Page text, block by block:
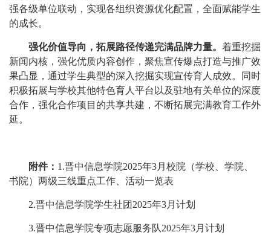
强各级单位联动，实现各组织资源优化配置，全面赋能学生
的成长。
强化价值导向，拓展路径传递完满品牌力量。 着重挖掘
新闻内核，强化优质内容创作，聚焦宣传爆点打造与推广效
果凸显，通过学生典型的深入挖掘实现宣传育人成效。同时
积极拓展与学校其他特色育人平台以及驻地有关单位的深度
合作，强化合作项目的共享共建，不断拓展完满教育工作外
延。
附件： 1.晋中信息学院2025年3月校院（学校、学院、
书院）两级三线重点工作、活动一览表
2.晋中信息学院学生社团2025年3月计划
3.晋中信息学院专项志愿服务队2025年3月计划